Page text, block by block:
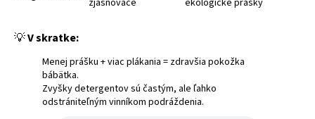
💡V skratke:
Menej prášku + viac plákania = zdravšia pokožka
bábätka.
Zvyšky detergentov sú častým, ale ľahko
odstrániteľným vinníkom podráždenia.